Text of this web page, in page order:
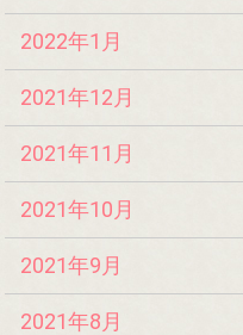
2022年1月
2021年12月
2021年11月
2021年10月
2021年9月
2021年8月